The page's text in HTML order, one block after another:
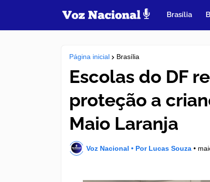
Brasília
Página inicial Brasília
Escolas do DF
proteção a
Maio Laranja
Voz Nacional • Por Lucas Souza •